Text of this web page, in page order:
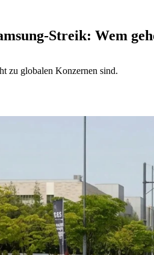
Streik: Wem
zu globalen Konzernen sind.